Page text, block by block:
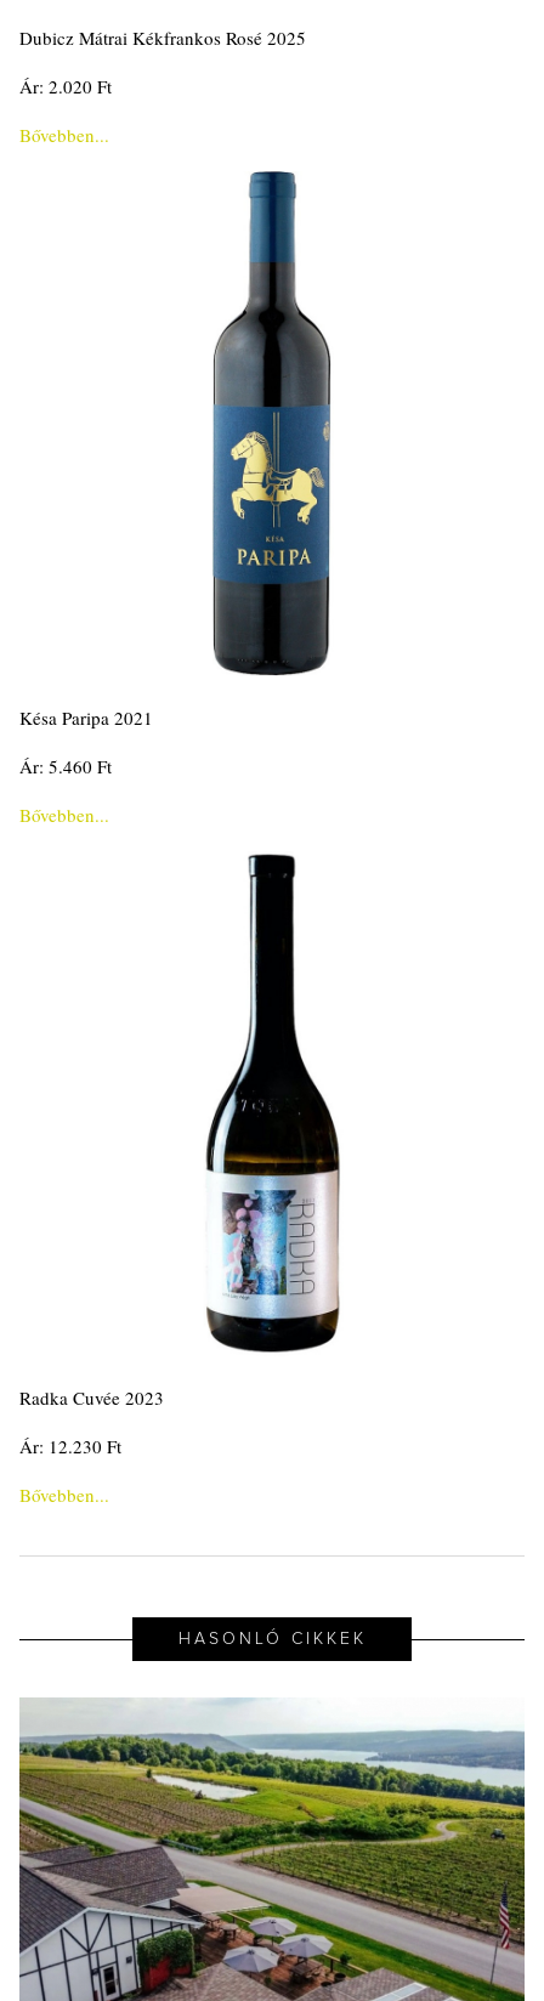
Dubicz Mátrai Kékfrankos Rosé 2025
Ár: 2.020 Ft
Bővebben...
Késa Paripa 2021
Ár: 5.460 Ft
Bővebben...
Radka Cuvée 2023
Ár: 12.230 Ft
Bővebben...
HASONLÓ CIKKEK